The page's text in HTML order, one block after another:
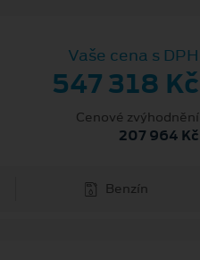
Vaše cena s DPH
547 318 Kč
Cenové zvýhodnění
207 964 Kč
Benzín